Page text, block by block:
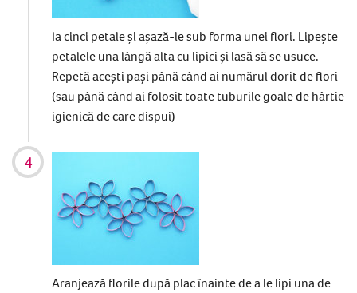
Ia cinci petale și așază-le sub forma unei flori. Lipește
petalele una lângă alta cu lipici și lasă să se usuce.
Repetă acești pași până când ai numărul dorit de flori
(sau până când ai folosit toate tuburile goale de hârtie
igienică de care dispui)
Aranjează florile după plac înainte de a le lipi una de